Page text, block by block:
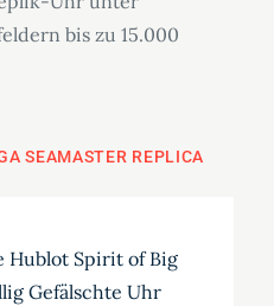
bis zu 15.000
SEAMASTER REPLICA
Hublot Spirit of Big
Gefälschte Uhr